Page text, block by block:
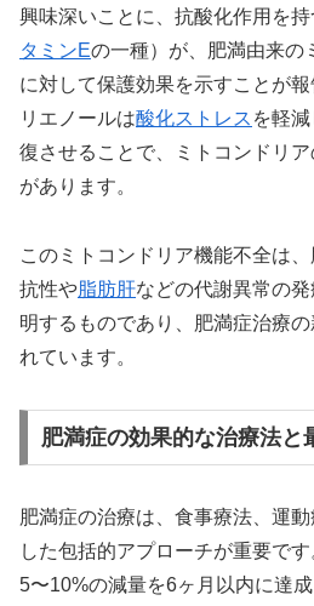
興味深いことに、抗酸化作用を
タミンEの一種）が、肥満由来の
に対して保護効果を示すことが
リエノールは酸化ストレス を軽
復させることで、ミトコンドリ
があります。
このミトコンドリア機能不全は、
抗性や脂肪肝などの代謝異常の
明するものであり、肥満症治療
れています。
肥満症の効果的な治療法と
肥満症の治療は、食事療法、運
した包括的アプローチが重要で
5〜10%の減量を6ヶ月以内に達